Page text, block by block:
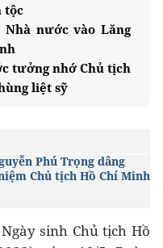
tộc
nước vào Lăng
tưởng nhớ Chủ tịch
liệt sỹ
Phú Trọng dâng
Chủ tịch Hồ Chí Minh
sinh Chủ tịch Hồ